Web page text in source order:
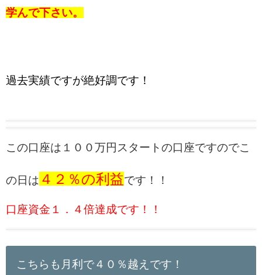
学んで下さい。
過去実績ですが絶好調です！
この口座は１００万円スタートの口座ですのでこ
の日は ４２％の利益です！！
口座資金１．４倍達成です！！
こちらも月利で４０％越えです！